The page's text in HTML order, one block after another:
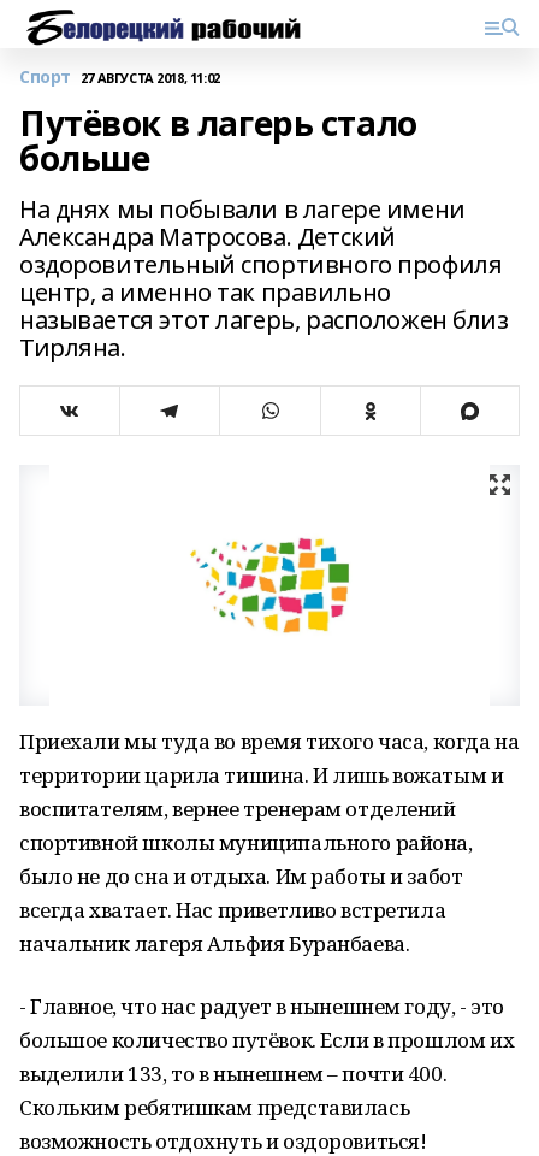
Спорт 27 АВГУСТА 2018, 11:02
Путёвок в лагерь стало
больше
На днях мы побывали в лагере имени
Александра Матросова. Детский
оздоровительный спортивного профиля
центр, а именно так правильно
называется этот лагерь, расположен близ
Тирляна.
Приехали мы туда во время тихого часа, когда на
территории царила тишина. И лишь вожатым и
воспитателям, вернее тренерам отделений
спортивной школы муниципального района,
было не до сна и отдыха. Им работы и забот
всегда хватает. Нас приветливо встретила
начальник лагеря Альфия Буранбаева.
- Главное, что нас радует в нынешнем году, - это
большое количество путёвок. Если в прошлом их
выделили 133, то в нынешнем – почти 400.
Скольким ребятишкам представилась
возможность отдохнуть и оздоровиться!